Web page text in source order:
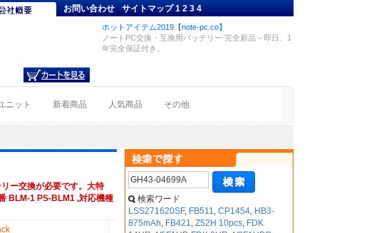
お問い合わせ サイトマップ 1234
ホットアイテム2019【note-pc.co】
ノートPC交換・互換用バッテリー 完全新品～即日、1
年完全保証付き。
ニット 新着商品 人気商品 その他
ー交換が必要です。大特
BLM-1 PS-BLM1 ,対応機種
検索ワード
LSS271620SF, FB511,CP1454, HB3-
875mAh, FB421,Z52H 10pcs, FDK